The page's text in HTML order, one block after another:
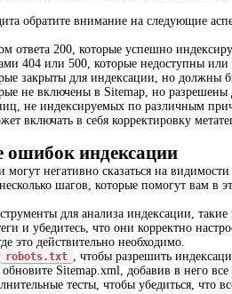
обратите внимание на следующие
ответа 200, которые успешно
404 или 500, которые недоступны
закрыты для индексации, но должны
не включены в Sitemap, но разрешены
не индексируемых по различным
включать в себя корректировку
ошибок индексации
негативно сказаться на
шагов, которые помогут вам в
для анализа индексации,
и убедитесь, что они корректно
это действительно необходимо.
robots.txt , чтобы разрешить
Sitemap.xml, добавив в него
тесты, чтобы убедиться, что